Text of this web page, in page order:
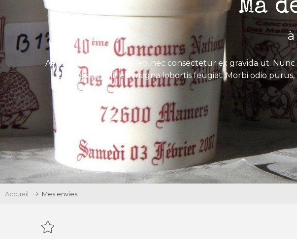
Ma
Aenean tincidunt eros leo, nec consectetur ex gravida ut.
Ut egestas velit eu magna lobortis feugiat. Morbi odio
Accueil Mes envies